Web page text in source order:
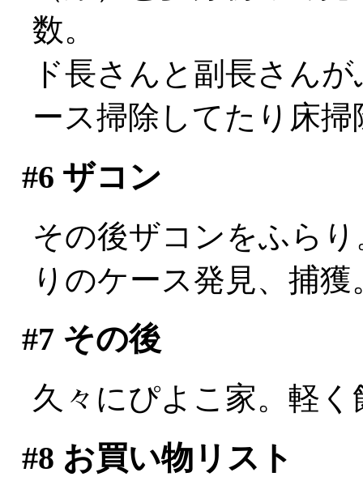
数。
ド長さんと副長さん
ース掃除してたり床
#6 ザコン
その後ザコンをふら
りのケース発見、捕獲
#7 その後
久々にぴよこ家。軽
#8 お買い物リスト